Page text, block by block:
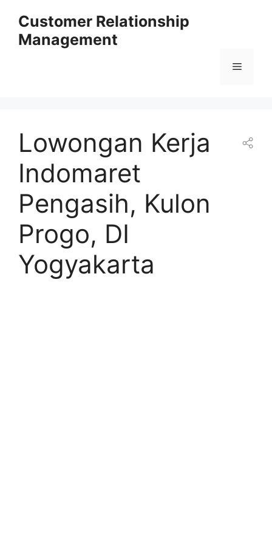
content
Customer Relationship
Management
Menu
Lowongan Kerja
Indomaret
Pengasih, Kulon
Progo, DI
Yogyakarta